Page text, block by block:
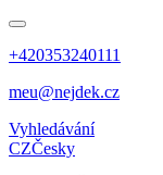
+420353240111
meu@nejdek.cz
Vyhledávání
CZČesky